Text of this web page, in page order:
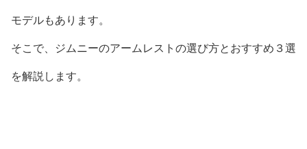
モデルもあります。
そこで、ジムニーのアームレストの選び方とおすすめ３選
を解説します。